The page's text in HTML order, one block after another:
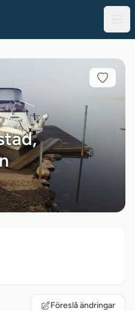
Föreslå ändringar